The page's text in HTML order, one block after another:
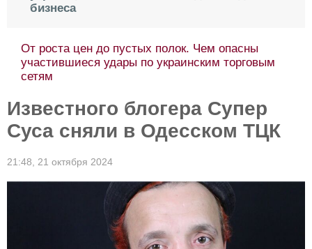
бизнеса
От роста цен до пустых полок. Чем опасны
участившиеся удары по украинским торговым
сетям
Известного блогера Супер
Суса сняли в Одесском ТЦК
21:48, 21 октября 2024